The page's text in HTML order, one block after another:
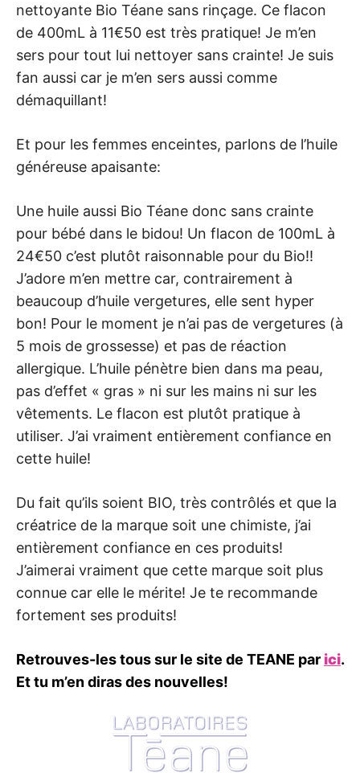
nettoyante Bio Téane sans rinçage. Ce flacon
de 400mL à 11€50 est très pratique! Je m’en
sers pour tout lui nettoyer sans crainte! Je suis
fan aussi car je m’en sers aussi comme
démaquillant!
Et pour les femmes enceintes, parlons de l’huile
généreuse apaisante:
Une huile aussi Bio Téane donc sans crainte
pour bébé dans le bidou! Un flacon de 100mL à
24€50 c’est plutôt raisonnable pour du Bio!!
J’adore m’en mettre car, contrairement à
beaucoup d’huile vergetures, elle sent hyper
bon! Pour le moment je n’ai pas de vergetures (à
5 mois de grossesse) et pas de réaction
allergique. L’huile pénètre bien dans ma peau,
pas d’effet « gras » ni sur les mains ni sur les
vêtements. Le flacon est plutôt pratique à
utiliser. J’ai vraiment entièrement confiance en
cette huile!
Du fait qu’ils soient BIO, très contrôlés et que la
créatrice de la marque soit une chimiste, j’ai
entièrement confiance en ces produits!
J’aimerai vraiment que cette marque soit plus
connue car elle le mérite! Je te recommande
fortement ses produits!
Retrouves-les tous sur le site de TEANE par ici.
Et tu m’en diras des nouvelles!